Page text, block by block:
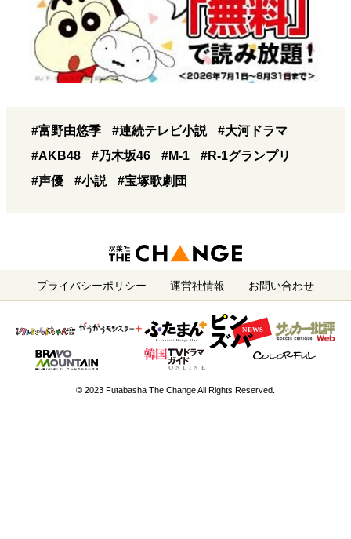
#富野由悠季 #連続テレビ小説
#大河ドラマ
#AKB48
#乃木坂46 #M-1
#R-1グランプリ
#声優
#小説 #宝塚歌劇団
プライバシーポリシー 運営社情報 お問い合わせ
© 2023 Futabasha The Change All Rights Reserved.